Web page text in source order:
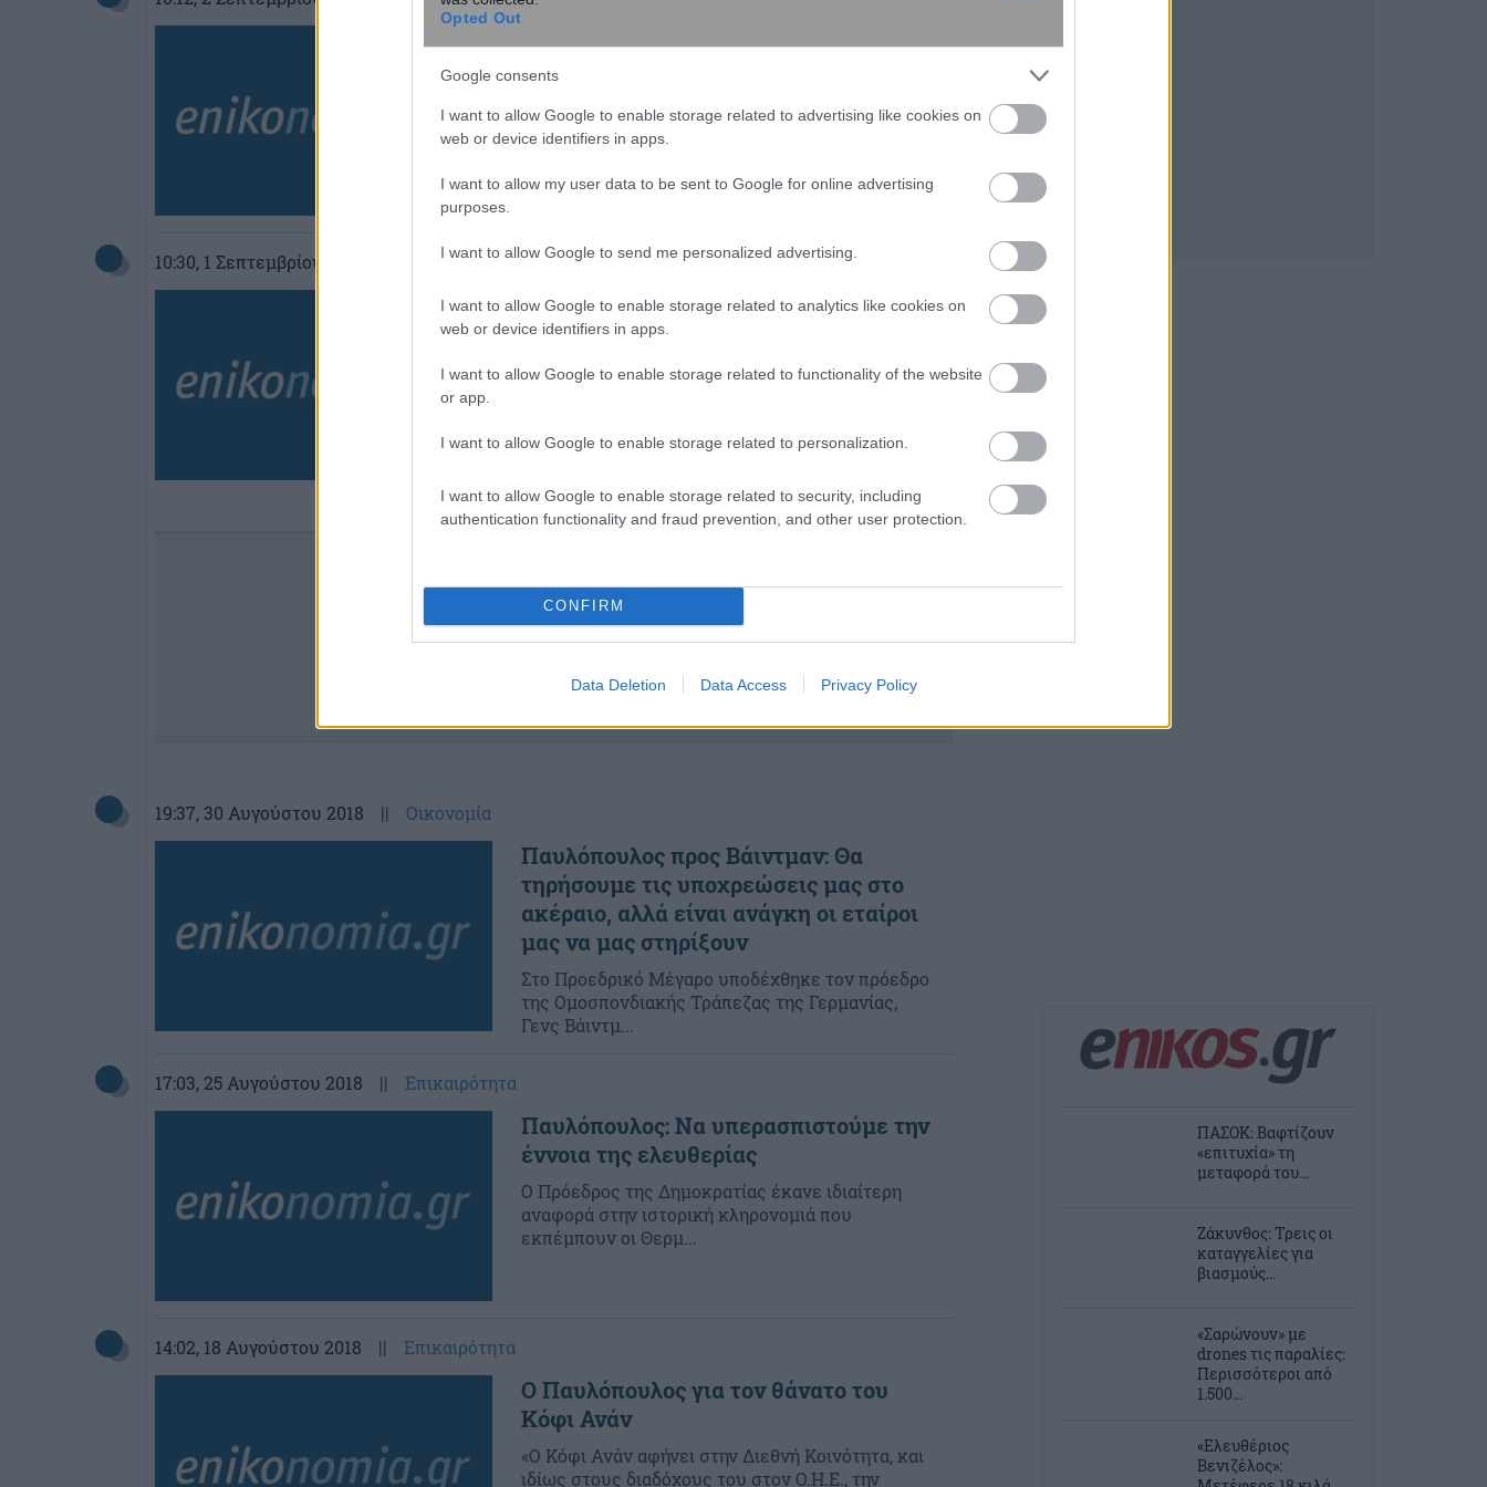
Opted Out
Google consents
I want to allow Google to enable storage related to advertising like cookies on
web or device identifiers in apps.
I want to allow my user data to be sent to Google for online advertising
purposes.
I want to allow Google to send me personalized advertising.
I want to allow Google to enable storage related to analytics like cookies on
web or device identifiers in apps.
I want to allow Google to enable storage related to functionality of the website
or app.
I want to allow Google to enable storage related to personalization.
I want to allow Google to enable storage related to security, including
authentication functionality and fraud prevention, and other user protection.
CONFIRM
Data Deletion Data Access Privacy Policy
Στον Χορτιάτη σήμερα ο Πρoκόπης
Παυλόπουλος για τα 74 χρόνια από το
Στο Δήμο Πυλαίας- Χορτιάτη, θα μεταβεί σήμερα
Παυλόπουλος...
10:30, 1 Σεπτεμβρίου 2018 Επικαιρότητα
Παυλόπουλος: Η Μαραγκοπούλου
αφήνει παρακαταθήκη μία
ακαδημαϊκή πορεία και έναν αγώνα
υπεράσπισης των δικαιωμάτων του
Τα συλλυπητήρια για το θάνατο της Αλίκης
δήλωσή του ο Πρό...
19:37, 30 Αυγούστου 2018 || Οικονομία
Παυλόπουλος προς Βάιντμαν: Θα
τηρήσουμε τις υποχρεώσεις μας στο
ακέραιο, αλλά είναι ανάγκη οι εταίροι
μας να μας στηρίξουν
Στο Προεδρικό Μέγαρο υποδέχθηκε τον πρόεδρο
της Ομοσπονδιακής Τράπεζας της Γερμανίας,
Γενς Βάιντμ...
17:03, 25 Αυγούστου 2018 || Επικαιρότητα
Παυλόπουλος: Να υπερασπιστούμε την
έννοια της ελευθερίας
Ο Πρόεδρος της Δημοκρατίας έκανε ιδιαίτερη
αναφορά στην ιστορική κληρονομιά που
εκπέμπουν οι Θερμ...
14:02, 18 Αυγούστου 2018 || Επικαιρότητα
Ο Παυλόπουλος για τον θάνατο του
Κόφι Ανάν
«Ο Κόφι Ανάν αφήνει στην Διεθνή Κοινότητα, και
ιδίως στους διαδόχους του στον Ο.Η.Ε., την
ΠΑΣΟΚ: Βαφτίζουν
«επιτυχία» τη
μεταφορά του...
Ζάκυνθος: Τρεις οι
καταγγελίες για
βιασμούς...
«Σαρώνουν» με
drones τις παραλίες:
Περισσότεροι από
1.500...
«Ελευθέριος
Βενιζέλος»: